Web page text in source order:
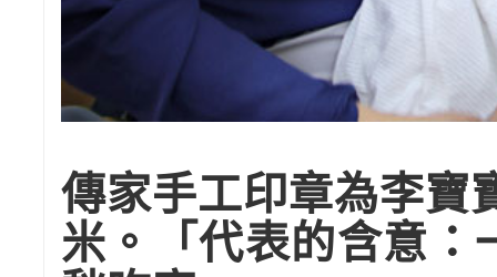
傳家手工印章為李寶
米。「代表的含意：